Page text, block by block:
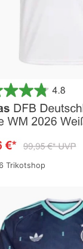
Trikotshop